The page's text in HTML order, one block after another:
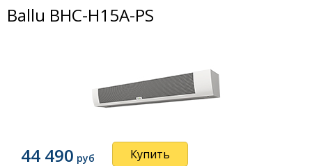
Тепловые пушки
серия Platinum (дизайнерские)
серия T2H
Ballu BHC-H15A-PS
44 490 руб Купить